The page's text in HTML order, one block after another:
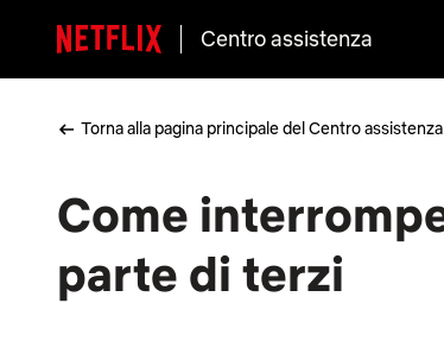
Centro assistenza
Torna alla pagina principale del Centro assistenza
Come
parte di terzi